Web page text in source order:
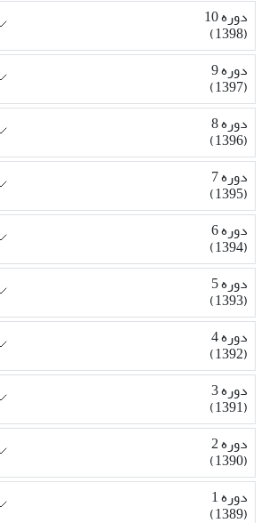
دوره 10
(1398)
دوره 9
(1397)
دوره 8
(1396)
دوره 7
(1395)
دوره 6
(1394)
دوره 5
(1393)
دوره 4
(1392)
دوره 3
(1391)
دوره 2
(1390)
دوره 1
(1389)